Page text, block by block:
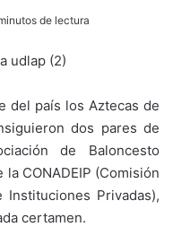
de lectura
del país los Aztecas de
dos pares de
de Baloncesto
CONADEIP (Comisión
Instituciones Privadas),
certamen.